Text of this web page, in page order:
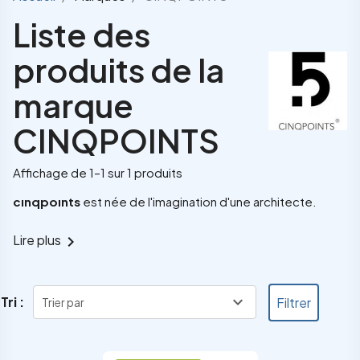
Liste des
produits de la
marque
CINQPOINTS
Affichage de 1–1 sur 1 produits
cınqpoınts est née de l'imagination d'une architecte.
Lire plus chevron_right
Tri : Trier par expand_more Filtrer